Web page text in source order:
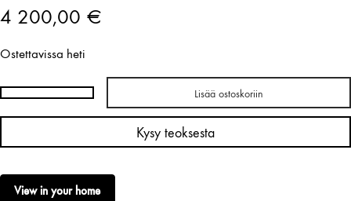
4 200,00 €
Ostettavissa heti
Mirella
Salo
sivut
Lisää ostoskoriin
Kysy teoksesta
View in your home